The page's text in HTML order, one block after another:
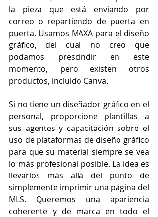
la pieza que está enviando por
correo o repartiendo de puerta en
puerta. Usamos MAXA para el diseño
gráfico, del cual no creo que
podamos prescindir en este
momento, pero existen otros
productos, incluido Canva.
Si no tiene un diseñador gráfico en el
personal, proporcione plantillas a
sus agentes y capacitación sobre el
uso de plataformas de diseño gráfico
para que su material siempre se vea
lo más profesional posible. La idea es
llevarlos más allá del punto de
simplemente imprimir una página del
MLS. Queremos una apariencia
coherente y de marca en todo el